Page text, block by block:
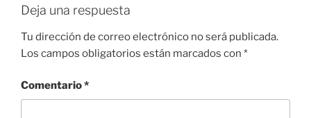
Deja una respuesta
Tu dirección de correo electrónico no será publicada.
Los campos obligatorios están marcados con *
Comentario*